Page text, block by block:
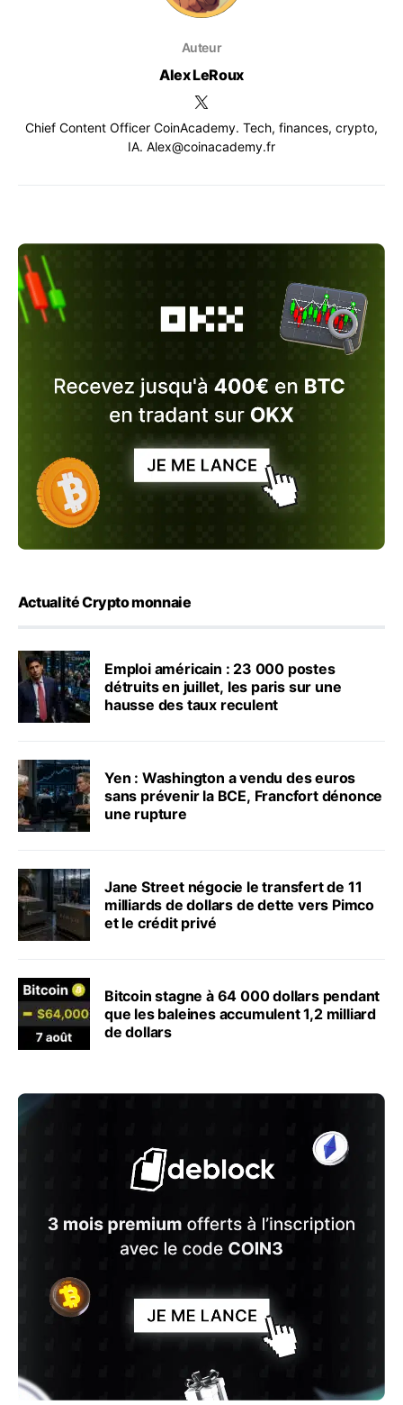
Auteur
Alex LeRoux
Chief Content Officer CoinAcademy. Tech, finances, crypto,
IA. Alex@coinacademy.fr
Actualité Crypto monnaie
Emploi américain : 23 000 postes
détruits en juillet, les paris sur une
hausse des taux reculent
Yen : Washington a vendu des euros
sans prévenir la BCE, Francfort dénonce
une rupture
Jane Street négocie le transfert de 11
milliards de dollars de dette vers Pimco
et le crédit privé
Bitcoin stagne à 64 000 dollars pendant
que les baleines accumulent 1,2 milliard
de dollars